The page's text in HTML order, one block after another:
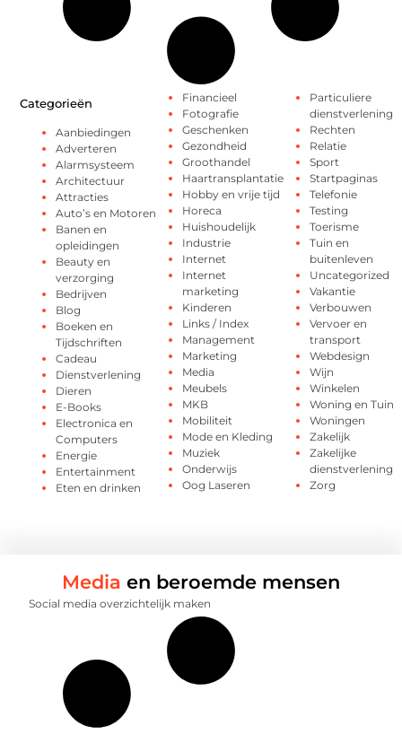
Categorieën
Aanbiedingen
Adverteren
Alarmsysteem
Architectuur
Attracties
Auto’s en Motoren
Banen en
opleidingen
Beauty en
verzorging
Bedrijven
Blog
Boeken en
Tijdschriften
Cadeau
Dienstverlening
Dieren
E-Books
Electronica en
Computers
Energie
Entertainment
Eten en drinken
Financieel
Fotografie
Geschenken
Gezondheid
Groothandel
Haartransplantatie
Hobby en vrije tijd
Horeca
Huishoudelijk
Industrie
Internet
Internet
marketing
Kinderen
Links / Index
Management
Marketing
Media
Meubels
MKB
Mobiliteit
Mode en Kleding
Muziek
Onderwijs
Oog Laseren
Particuliere
dienstverlening
Rechten
Relatie
Sport
Startpaginas
Telefonie
Testing
Toerisme
Tuin en
buitenleven
Uncategorized
Vakantie
Verbouwen
Vervoer en
transport
Webdesign
Wijn
Winkelen
Woning en Tuin
Woningen
Zakelijk
Zakelijke
dienstverlening
Zorg
Media en beroemde mensen
Social media overzichtelijk maken